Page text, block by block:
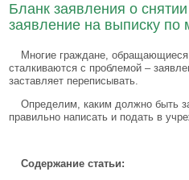
Бланк заявления о
заявление на выписку
Многие граждане,
сталкиваются с проблемой –
заставляет переписывать.
Определим, каким должно быть
правильно написать и подать в
Содержание статьи: